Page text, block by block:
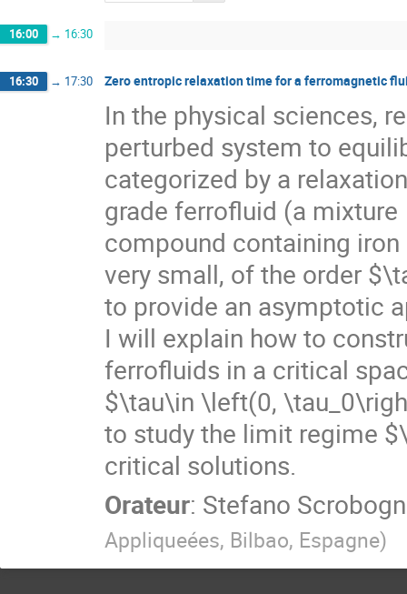
16:00 → 16:30
16:30 → 17:30 Zero entropic relaxation time for a ferromagnetic
In the physical sciences,
perturbed system to
categorized by a
grade ferrofluid (a
compound containing
very small, of the order
to provide an asymptotic
I will explain how to
ferrofluids in a critical
$\tau\in \left(0,
to study the limit regime
critical solutions.
Orateur: Stefano
Appliqueées, Bilbao, Espagne)